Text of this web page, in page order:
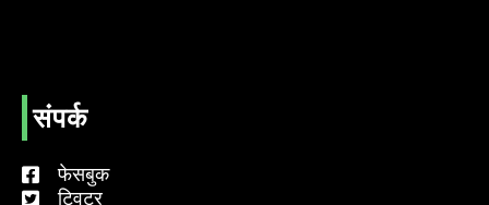
संपर्क
फेसबुक
ट्विटर